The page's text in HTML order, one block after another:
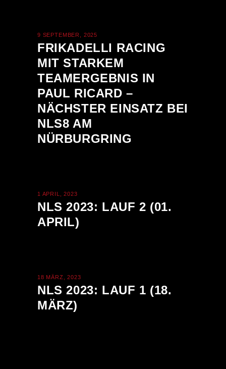
9 SEPTEMBER, 2025
FRIKADELLI RACING
MIT STARKEM
TEAMERGEBNIS IN
PAUL RICARD –
NÄCHSTER EINSATZ BEI
NLS8 AM
NÜRBURGRING
1 APRIL, 2023
NLS 2023: LAUF 2 (01.
APRIL)
18 MÄRZ, 2023
NLS 2023: LAUF 1 (18.
MÄRZ)